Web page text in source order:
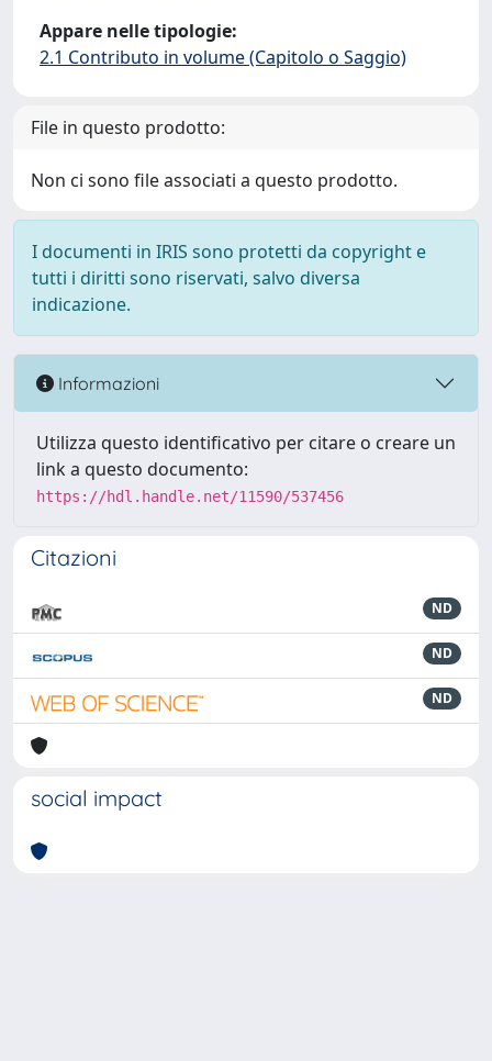
Appare nelle tipologie:
2.1 Contributo in volume (Capitolo o Saggio)
File in questo prodotto:
Non ci sono file associati a questo prodotto.
I documenti in IRIS sono protetti da copyright e
tutti i diritti sono riservati, salvo diversa
indicazione.
Informazioni
Utilizza questo identificativo per citare o creare un
link a questo documento:
https://hdl.handle.net/11590/537456
Citazioni
ND
ND
ND
social impact